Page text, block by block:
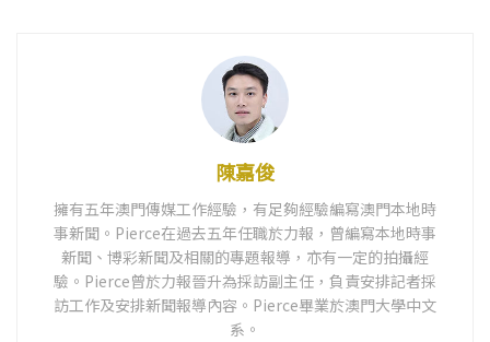
陳嘉俊
擁有五年澳門傳媒工作經驗，有足夠經驗編寫澳門本地時
事新聞。Pierce在過去五年任職於力報，曾編寫本地時事
新聞、博彩新聞及相關的專題報導，亦有一定的拍攝經
驗。Pierce曾於力報晉升為採訪副主任，負責安排記者採
訪工作及安排新聞報導內容。Pierce畢業於澳門大學中文
系。